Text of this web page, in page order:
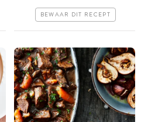
Erg makkelijk
BEWAAR DIT RECEPT